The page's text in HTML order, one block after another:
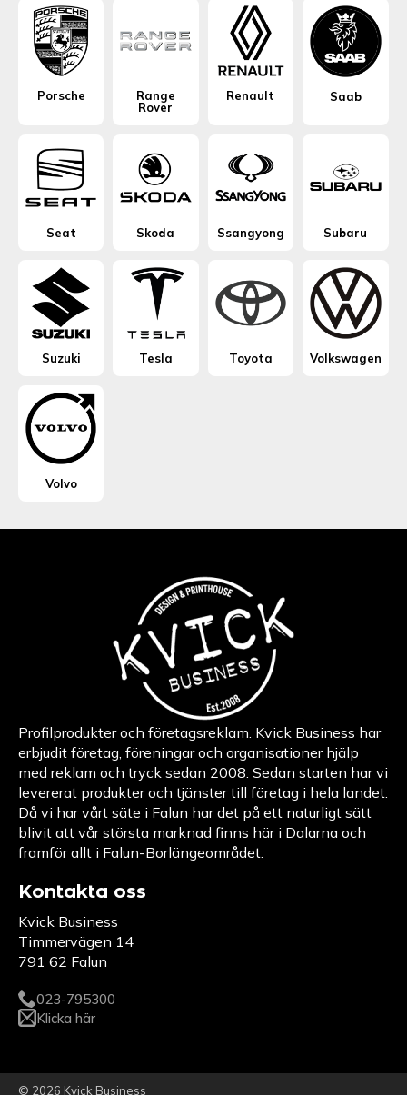
Porsche
Range
Rover
Renault Saab
Seat Skoda Ssangyong Subaru
Suzuki Tesla Toyota Volkswagen
Volvo
Profilprodukter och företagsreklam. Kvick Business har
erbjudit företag, föreningar och organisationer hjälp
med reklam och tryck sedan 2008. Sedan starten har vi
levererat produkter och tjänster till företag i hela landet.
Då vi har vårt säte i Falun har det på ett naturligt sätt
blivit att vår största marknad finns här i Dalarna och
framför allt i Falun-Borlängeområdet.
Kontakta oss
Kvick Business
Timmervägen 14
791 62 Falun
023-795300
Klicka här
© 2026 Kvick Business